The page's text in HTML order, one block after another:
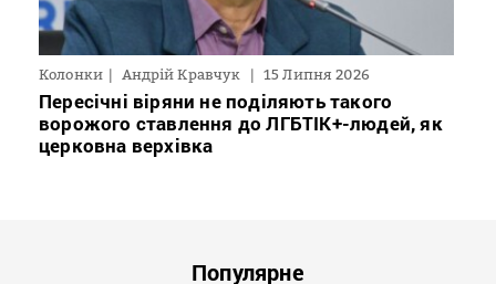
Колонки Андрій Кравчук 15 Липня 2026
Пересічні віряни не поділяють такого
ворожого ставлення до ЛГБТІК+-людей, як
церковна верхівка
Популярне